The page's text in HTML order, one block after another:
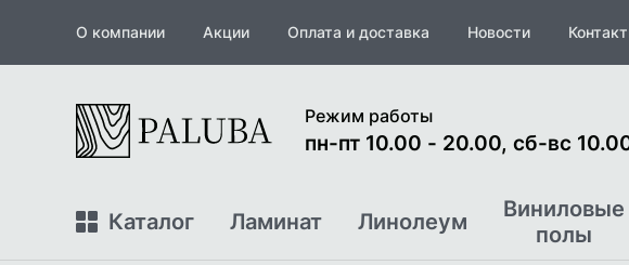
О компании Акции Оплата и доставка Новости
На
главную
Режим работы
пн-пт 10.00 - 20.00, сб-вс
Каталог Ламинат Линолеум
Виниловые
полы